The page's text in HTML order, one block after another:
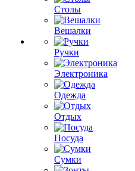
Столы
Вешалки
Ручки
Электроника
Одежда
Отдых
Посуда
Сумки